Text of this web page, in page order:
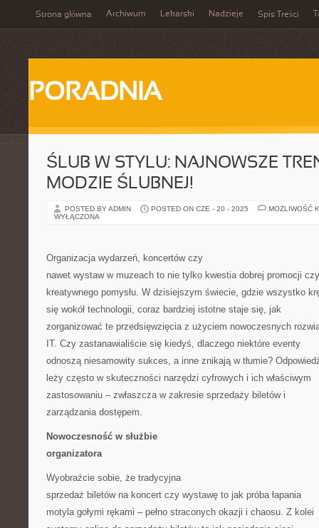
Strona główna Archiwum Lekarski Nadzieje Spis Treści
PORADNIA
ŚLUB W STYLU: NAJNOWSZE
MODZIE ŚLUBNEJ!
POSTED BY ADMIN POSTED ON CZE - 20 - 2025
MOŻLIWOŚĆ
WYŁĄCZONA
Organizacja wydarzeń, koncertów czy
nawet wystaw w muzeach to nie tylko kwestia dobrej promocji czy
kreatywnego pomysłu. W dzisiejszym świecie, gdzie wszystko
się wokół technologii, coraz bardziej istotne staje się, jak
zorganizować te przedsięwzięcia z użyciem nowoczesnych
IT. Czy zastanawialiście się kiedyś, dlaczego niektóre eventy
odnoszą niesamowity sukces, a inne znikają w tłumie?
leży często w skuteczności narzędzi cyfrowych i ich właściwym
zastosowaniu – zwłaszcza w zakresie sprzedaży biletów i
zarządzania dostępem.
Nowoczesność w służbie
organizatora
Wyobraźcie sobie, że tradycyjna
sprzedaż biletów na koncert czy wystawę to jak próba łapania
motyla gołymi rękami – pełno straconych okazji i chaosu. Z kolei